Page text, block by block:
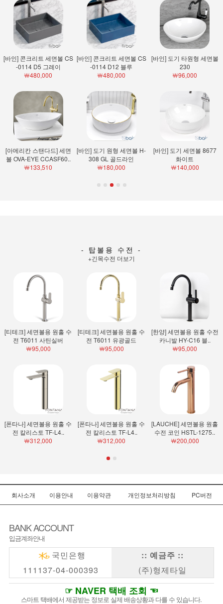
[바인] 콘크리트 세면볼 CS
-0114 D5 그레이
￦480,000
[바인] 콘크리트 세면볼 CS
-0114 D12 블루
￦480,000
[바인] 도기 타원형 세면볼
230
￦96,000
[아메리칸 스탠다드] 세면
볼 OVA-EYE CCASF60..
￦133,510
[바인] 도기 원형 세면볼 H-
308 GL 골드라인
￦180,000
[바인] 도기 세면볼 8677
화이트
￦140,000
- 탑볼용 수전 -
+긴목수전 더보기
[티테크] 세면볼용 원홀 수
전 T6011 사틴실버
￦95,000
[티테크] 세면볼용 원홀 수
전 T6011 유광골드
￦95,000
[한양] 세면볼용 원홀 수전
카니발 HY-C16 블..
￦95,000
[폰타나] 세면볼용 원홀 수
전 칼리스토 TF-L4..
￦312,000
[폰타나] 세면볼용 원홀 수
전 칼리스토 TF-L4..
￦312,000
[LAUCHE] 세면볼용 원홀
수전 코인 HSTL-1275..
￦200,000
회사소개 이용안내 이용약관 개인정보처리방침 PC버전
BANK ACCOUNT
입금계좌안내
국민은행
111137-04-000393
:: 예금주 ::
(주)형제타일
☞ NAVER 택배 조회 ☜
스마트 택배에서 제공받는 정보로 실제 배송상황과 다를 수 있습니다.